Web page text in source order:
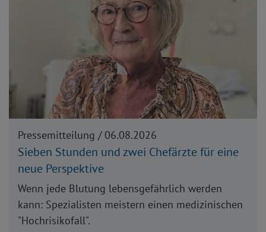
Pressemitteilung / 06.08.2026
Sieben Stunden und zwei Chefärzte für eine
neue Perspektive
Wenn jede Blutung lebensgefährlich werden
kann: Spezialisten meistern einen medizinischen
"Hochrisikofall".